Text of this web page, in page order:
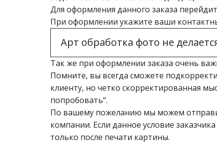
Для оформления данного заказа
При оформлении укажите ваши
Арт обработка фото не
Так же при оформлении заказа очень
Помните, вы всегда сможете
клиенту, но четко скорректированная
попробовать".
По вашему пожеланию мы можем
компании. Если данное условие
только после печати картины.